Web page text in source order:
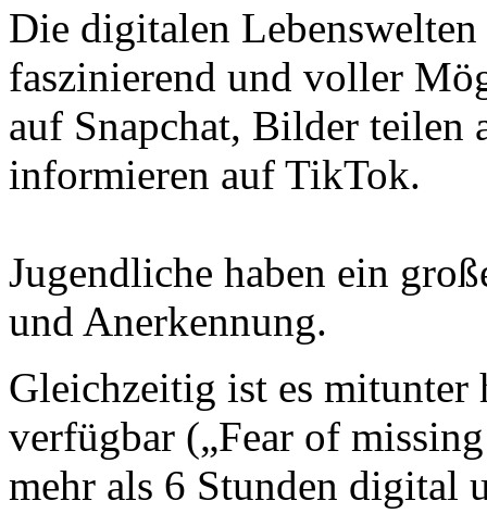
Die digitalen
faszinierend und voller
auf Snapchat, Bilder teilen
informieren auf TikTok.
Jugendliche haben ein
und Anerkennung.
Gleichzeitig ist es mitunter
verfügbar („Fear of
mehr als 6 Stunden digital